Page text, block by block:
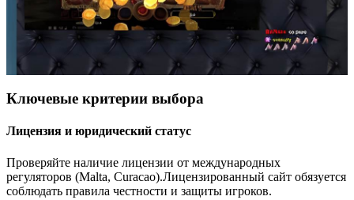
Ключевые критерии выбора
Лицензия и юридический статус
Проверяйте наличие лицензии от международных
регуляторов (Malta, Curacao).Лицензированный сайт обязуется
соблюдать правила честности и защиты игроков.